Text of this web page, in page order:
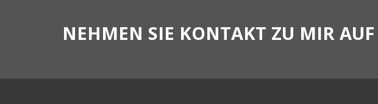
NEHMEN SIE KONTAKT ZU MIR AUF